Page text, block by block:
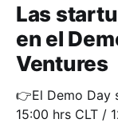
Las
en el
Ventures
👉El Demo Day
15:00 hrs CLT /